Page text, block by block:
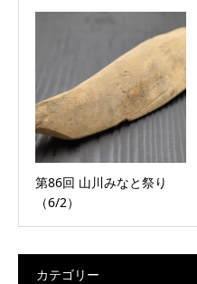
第86回 山川みなと祭り
（6/2）
カテゴリー